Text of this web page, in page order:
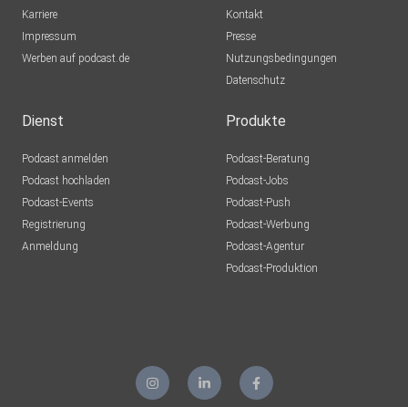
Karriere
Impressum
Werben auf podcast.de
Kontakt
Presse
Nutzungsbedingungen
Datenschutz
Dienst
Podcast anmelden
Podcast hochladen
Podcast-Events
Registrierung
Anmeldung
Produkte
Podcast-Beratung
Podcast-Jobs
Podcast-Push
Podcast-Werbung
Podcast-Agentur
Podcast-Produktion